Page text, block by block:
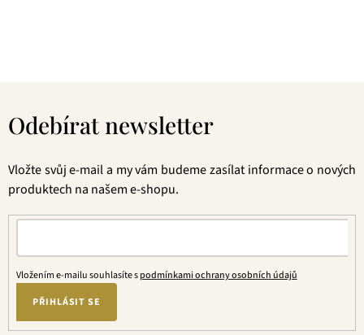
Odebírat newsletter
Vložte svůj e-mail a my vám budeme zasílat informace o nových
produktech na našem e-shopu.
Vložením e-mailu souhlasíte spodmínkami ochrany osobních údajů
PŘIHLÁSIT SE